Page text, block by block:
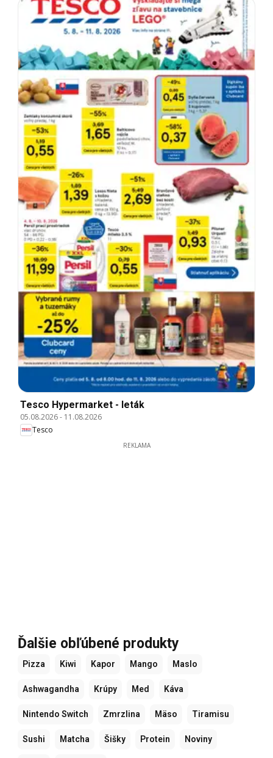
Tesco Hypermarket - leták
05.08.2026- 11.08.2026
Tesco
REKLAMA
Ďalšie obľúbené produkty
Pizza Kiwi Kapor Mango Maslo
Ashwagandha Krúpy Med Káva
Nintendo Switch Zmrzlina Mäso Tiramisu
Sushi Matcha Šišky Protein Noviny